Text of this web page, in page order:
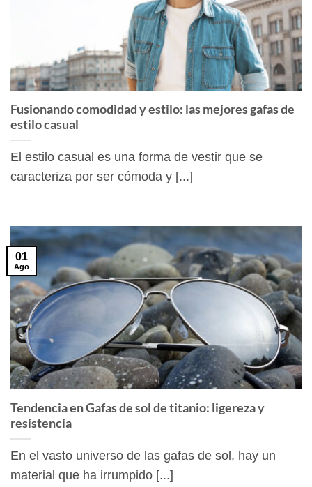
Fusionando comodidad y estilo: las mejores gafas de
estilo casual
El estilo casual es una forma de vestir que se
caracteriza por ser cómoda y [...]
Tendencia en Gafas de sol de titanio: ligereza y
resistencia
En el vasto universo de las gafas de sol, hay un
material que ha irrumpido [...]
01
Ago